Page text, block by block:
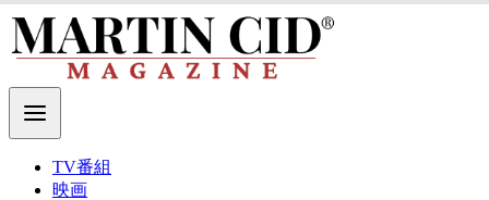
TV番組
映画